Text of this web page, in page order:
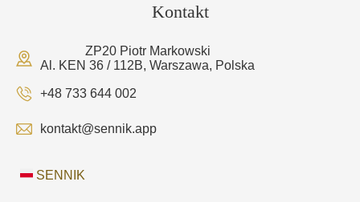
Kontakt
ZP20 Piotr Markowski
Al. KEN 36 / 112B, Warszawa, Polska
+48 733 644 002
kontakt@sennik.app
SENNIK